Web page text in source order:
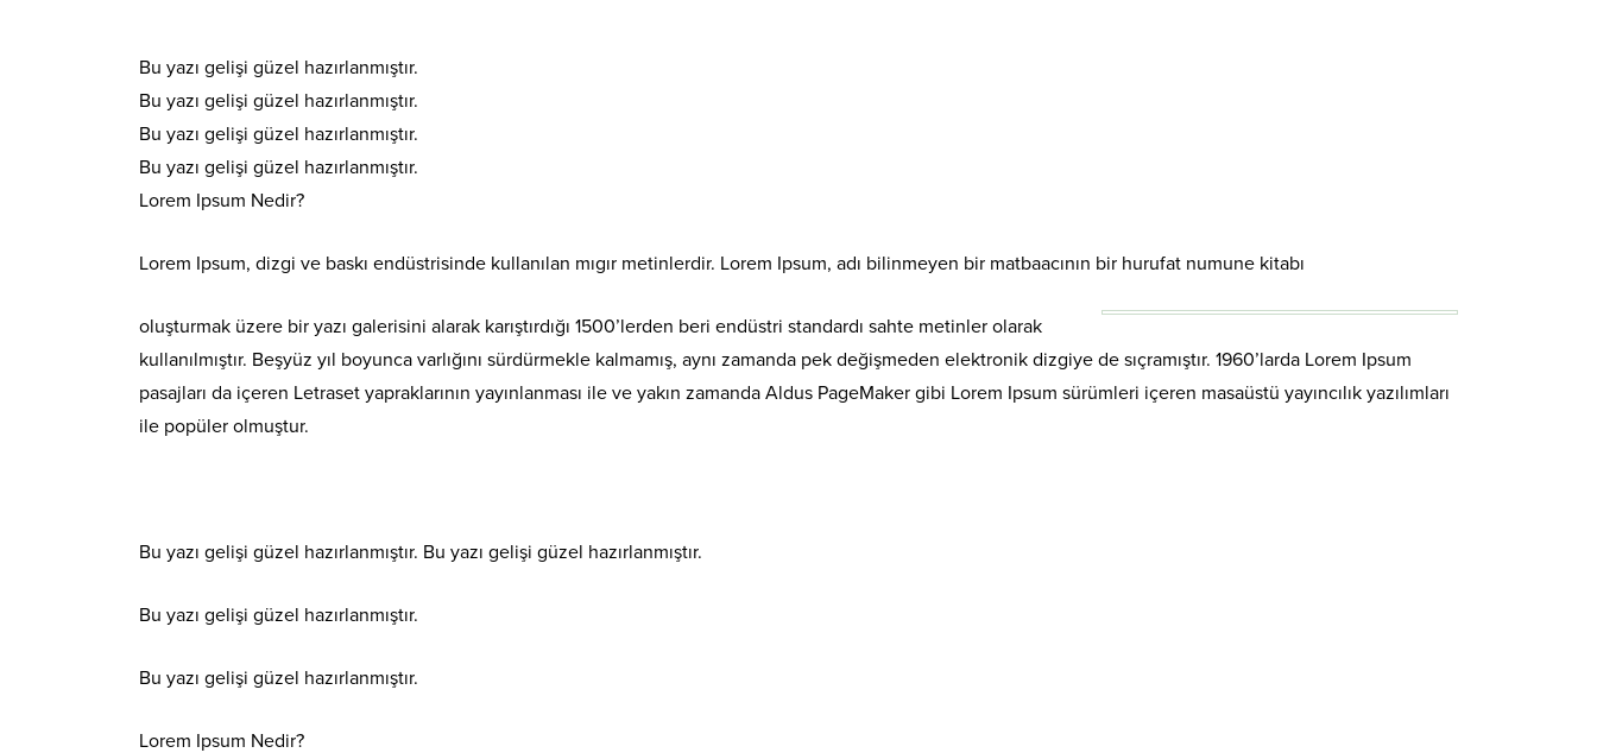
Bu yazı gelişi güzel hazırlanmıştır.
Bu yazı gelişi güzel hazırlanmıştır.
Bu yazı gelişi güzel hazırlanmıştır.
Bu yazı gelişi güzel hazırlanmıştır.
Lorem Ipsum Nedir?
Lorem Ipsum, dizgi ve baskı endüstrisinde kullanılan mıgır metinlerdir. Lorem Ipsum, adı bilinmeyen bir matbaacının bir hurufat numune kitabı
oluşturmak üzere bir yazı galerisini alarak karıştırdığı 1500’lerden beri endüstri standardı sahte metinler olarak
kullanılmıştır. Beşyüz yıl boyunca varlığını sürdürmekle kalmamış, aynı zamanda pek değişmeden elektronik dizgiye de sıçramıştır. 1960’larda Lorem Ipsum
pasajları da içeren Letraset yapraklarının yayınlanması ile ve yakın zamanda Aldus PageMaker gibi Lorem Ipsum sürümleri içeren masaüstü yayıncılık yazılımları
ile popüler olmuştur.
Bu yazı gelişi güzel hazırlanmıştır. Bu yazı gelişi güzel hazırlanmıştır.
Bu yazı gelişi güzel hazırlanmıştır.
Bu yazı gelişi güzel hazırlanmıştır.
Lorem Ipsum Nedir?